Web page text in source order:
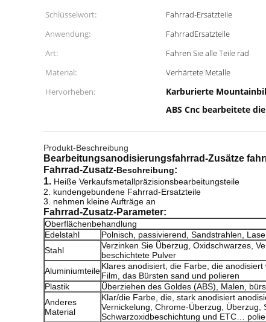
Schlüsselwort: Fahrrad-Ersatzteile
Anwendung:
FahrradErsatzteile
Art:
Fahren Sie alle Teile rad
Material:
Verhärtete Metalle
Hervorheben:
Karburierte
ABS Cnc bearbeitete
Produkt-Beschreibung
Bearbeitungsanodisierungsfahrrad-Zusätze
Fahrrad-Zusatz-Beschreibung:
1. Heiße Verkaufsmetallpräzisionsbearbeitungsteile
2. kundengebundene Fahrrad-Ersatzteile
3. nehmen kleine Aufträge an
Fahrrad-Zusatz-Parameter:
Oberflächenbehandlung
Edelstahl
Polnisch, passivierend, Sandstrahlen,
Stahl
Verzinken Sie Überzug, Oxidschwarzes,
beschichtete Pulver
AluminiumteileKlares anodisiert, die Farbe, die
Film, das Bürsten sand und polieren
Plastik
Überziehen des Goldes (ABS), Malen,
Anderes
Material
Klar/die Farbe, die, stark anodisiert
Vernickelung, Chrome-Überzug, Überzug,
Schwarzoxidbeschichtung und ETC…